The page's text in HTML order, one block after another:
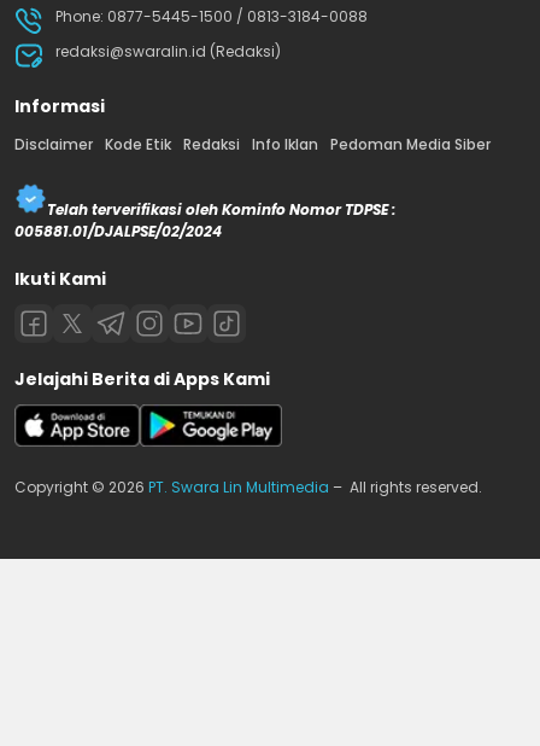
Phone: 0877-5445-1500 / 0813-3184-0088
redaksi@swaralin.id (Redaksi)
Informasi
Disclaimer Kode Etik Redaksi Info Iklan Pedoman Media Siber
Telah terverifikasi oleh Kominfo Nomor TDPSE :
005881.01/DJALPSE/02/2024
Ikuti Kami
Jelajahi Berita di Apps Kami
Copyright © 2026 PT. Swara Lin Multimedia – All rights reserved.